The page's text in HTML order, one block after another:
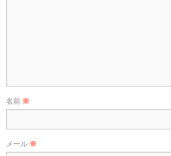
名前 ※
メール ※